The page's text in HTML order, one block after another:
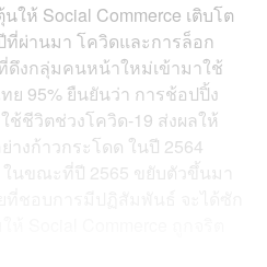
ห้ Social Commerce เติบโต
ที่ผ่านมา โควิดและการล็อก
ดึงกลุ่มคนหน้าใหม่เข้ามาใช้
95% ยืนยันว่า การช้อปปิ้ง
ช้ชีวิตช่วงโควิด-19 ส่งผลให้
งก้าวกระโดด ในปี 2564
ในขณะที่ปี 2565 ขยับตัวขึ้นมา